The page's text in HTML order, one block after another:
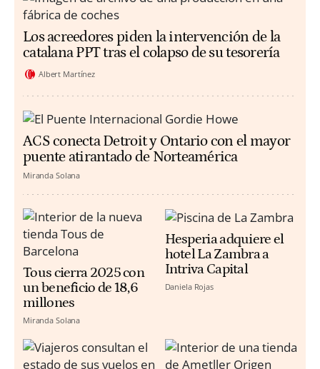
Los acreedores piden la intervención de la
catalana PPT tras el colapso de su tesorería
Albert Martínez
ACS conecta Detroit y Ontario con el mayor
puente atirantado de Norteamérica
Miranda Solana
Tous cierra 2025 con
un beneficio de 18,6
millones
Miranda Solana
Hesperia adquiere el
hotel La Zambra a
Intriva Capital
Daniela Rojas